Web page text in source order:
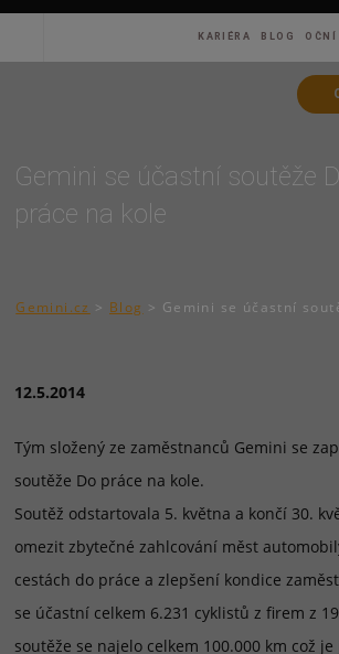
KARIÉRA BLOG
Gemini se účastní soutěže
práce na kole
Gemini.cz > Blog > Gemini se účastní
12.5.2014
Tým složený ze zaměstnanců Gemini se
soutěže Do práce na kole.
Soutěž odstartovala 5. května a končí 30.
omezit zbytečné zahlcování měst
cestách do práce a zlepšení kondice
se účastní celkem 6.231 cyklistů z firem z
soutěže se najelo celkem 100.000 km což